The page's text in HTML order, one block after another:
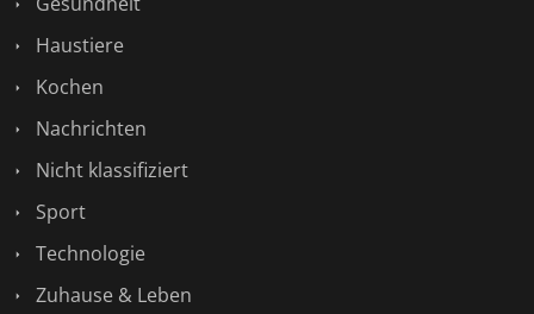
Haustiere
Kochen
Nachrichten
Nicht klassifiziert
Sport
Technologie
Zuhause & Leben